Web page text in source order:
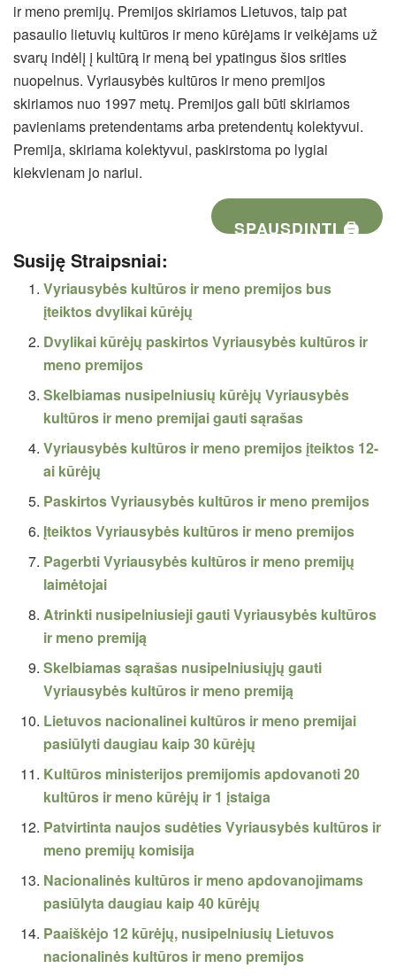
ir meno premijų. Premijos skiriamos Lietuvos, taip pat
pasaulio lietuvių kultūros ir meno kūrėjams ir veikėjams už
svarų indėlį į kultūrą ir meną bei ypatingus šios srities
nuopelnus. Vyriausybės kultūros ir meno premijos
skiriamos nuo 1997 metų. Premijos gali būti skiriamos
pavieniams pretendentams arba pretendentų kolektyvui.
Premija, skiriama kolektyvui, paskirstoma po lygiai
kiekvienam jo nariui.
SPAUSDINTI 🖨
Susiję Straipsniai:
Vyriausybės kultūros ir meno premijos bus
įteiktos dvylikai kūrėjų
Dvylikai kūrėjų paskirtos Vyriausybės kultūros ir
meno premijos
Skelbiamas nusipelniusių kūrėjų Vyriausybės
kultūros ir meno premijai gauti sąrašas
Vyriausybės kultūros ir meno premijos įteiktos 12-
ai kūrėjų
Paskirtos Vyriausybės kultūros ir meno premijos
Įteiktos Vyriausybės kultūros ir meno premijos
Pagerbti Vyriausybės kultūros ir meno premijų
laimėtojai
Atrinkti nusipelniusieji gauti Vyriausybės kultūros
ir meno premiją
Skelbiamas sąrašas nusipelniusiųjų gauti
Vyriausybės kultūros ir meno premiją
Lietuvos nacionalinei kultūros ir meno premijai
pasiūlyti daugiau kaip 30 kūrėjų
Kultūros ministerijos premijomis apdovanoti 20
kultūros ir meno kūrėjų ir 1 įstaiga
Patvirtinta naujos sudėties Vyriausybės kultūros ir
meno premijų komisija
Nacionalinės kultūros ir meno apdovanojimams
pasiūlyta daugiau kaip 40 kūrėjų
Paaiškėjo 12 kūrėjų, nusipelniusių Lietuvos
nacionalinės kultūros ir meno premijos